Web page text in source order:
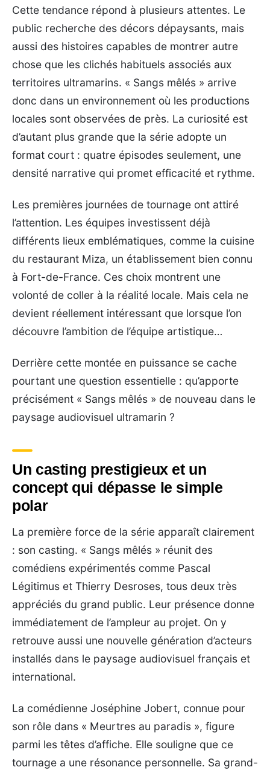
Cette tendance répond à plusieurs attentes. Le
public recherche des décors dépaysants, mais
aussi des histoires capables de montrer autre
chose que les clichés habituels associés aux
territoires ultramarins. « Sangs mêlés » arrive
donc dans un environnement où les productions
locales sont observées de près. La curiosité est
d’autant plus grande que la série adopte un
format court : quatre épisodes seulement, une
densité narrative qui promet efficacité et rythme.
Les premières journées de tournage ont attiré
l’attention. Les équipes investissent déjà
différents lieux emblématiques, comme la cuisine
du restaurant Miza, un établissement bien connu
à Fort-de-France. Ces choix montrent une
volonté de coller à la réalité locale. Mais cela ne
devient réellement intéressant que lorsque l’on
découvre l’ambition de l’équipe artistique…
Derrière cette montée en puissance se cache
pourtant une question essentielle : qu’apporte
précisément « Sangs mêlés » de nouveau dans le
paysage audiovisuel ultramarin ?
Un casting prestigieux et un
concept qui dépasse le simple
polar
La première force de la série apparaît clairement
: son casting. « Sangs mêlés » réunit des
comédiens expérimentés comme Pascal
Légitimus et Thierry Desroses, tous deux très
appréciés du grand public. Leur présence donne
immédiatement de l’ampleur au projet. On y
retrouve aussi une nouvelle génération d’acteurs
installés dans le paysage audiovisuel français et
international.
La comédienne Joséphine Jobert, connue pour
son rôle dans « Meurtres au paradis », figure
parmi les têtes d’affiche. Elle souligne que ce
tournage a une résonance personnelle. Sa grand-